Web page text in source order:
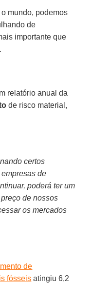
mundo, podemos
de
importante que
relatório anual da
de risco material,
certos
de
poderá ter um
de nossos
os mercados
de
fósseis atingiu 6,2